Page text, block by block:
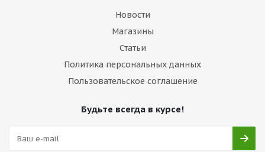
Новости
Магазины
Статьи
Политика персональных данных
Пользовательское соглашение
Будьте всегда в курсе!